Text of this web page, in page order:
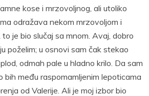
kose i mrzovoljnog, ali utoliko
odražava nekom mrzovoljom i
je bio slučaj sa mnom. Avaj, dobro
poželim; u osnovi sam čak stekao
odmah pale u hladno krilo. Da sam
bih među raspomamljenim lepoticama
od Valerije. Ali je moj izbor bio